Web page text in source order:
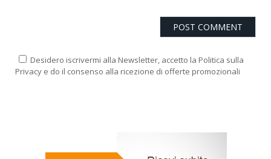
Desidero iscrivermi alla Newsletter, accetto la Politica sulla
Privacy e do il consenso alla ricezione di offerte promozionali